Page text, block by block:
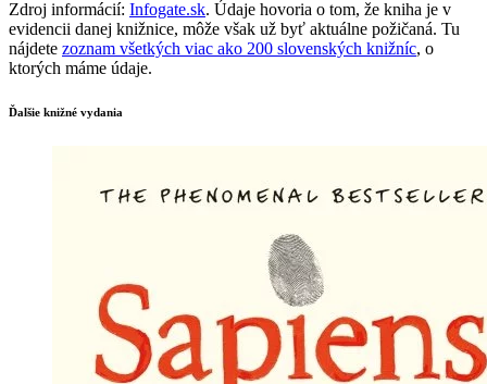
Zdroj informácií: Infogate.sk. Údaje hovoria o tom, že kniha je v
evidencii danej knižnice, môže však už byť aktuálne požičaná. Tu
nájdete zoznam všetkých viac ako 200 slovenských knižníc, o
ktorých máme údaje.
Ďalšie knižné vydania